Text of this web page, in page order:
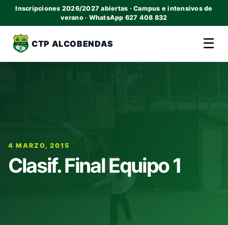
Inscripciones 2026/2027 abiertas · Campus e intensivos de
verano · WhatsApp 627 408 832
CTP ALCOBENDAS ☰
4 MARZO, 2015
Clasif. Final Equipo 1